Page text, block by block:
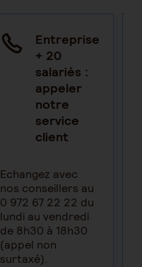
Entreprise
+ 20
salariés :
appeler
notre
service
client
Echangez avec
nos conseillers au
0 972 67 22 22 du
lundi au vendredi
de 8h30 à 18h30
(appel non
surtaxé).​